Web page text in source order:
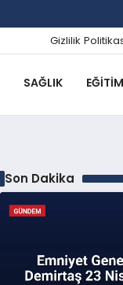
Gizlilik
SAĞLIK EĞITIM
Son Dakika